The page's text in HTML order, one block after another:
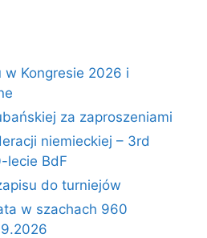
w Kongresie 2026 i
za zaproszeniami
niemieckiej – 3rd
lecie BdF
do turniejów
w szachach 960